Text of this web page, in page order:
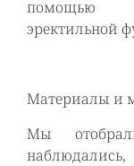
помощью
эректильной
Материалы и
Мы